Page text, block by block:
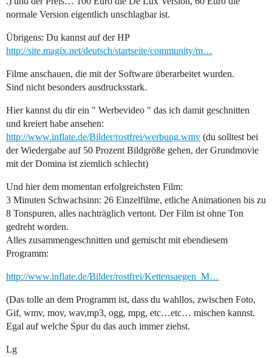
normale Version eigentlich unschlagbar ist.
Übrigens: Du kannst auf der HP
http://site.magix.net/deutsch/startseite/community/m…
Filme anschauen, die mit der Software überarbeitet wurden.
Sind nicht besonders ausdrucksstark.
Hier kannst du dir ein " Werbevideo " das ich damit geschnitten
und kreiert habe ansehen:
http://www.inflate.de/Bilder/rostfrei/werbung.wmv (du solltest bei
der Wiedergabe auf 50 Prozent Bildgröße gehen, der Grundmovie
mit der Domina ist ziemlich schlecht)
Und hier dem momentan erfolgreichsten Film:
3 Minuten Schwachsinn: 26 Einzelfilme, etliche Animationen bis zu
8 Tonspuren, alles nachträglich vertont. Der Film ist ohne Ton
gedreht worden.
Alles zusammengeschnitten und gemischt mit ebendiesem
Programm:
http://www.inflate.de/Bilder/rostfrei/Kettensaegen_M…
(Das tolle an dem Programm ist, dass du wahllos, zwischen Foto,
Gif, wmv, mov, wav,mp3, ogg, mpg, etc…etc… mischen kannst.
Egal auf welche Spur du das auch immer ziehst.
Lg